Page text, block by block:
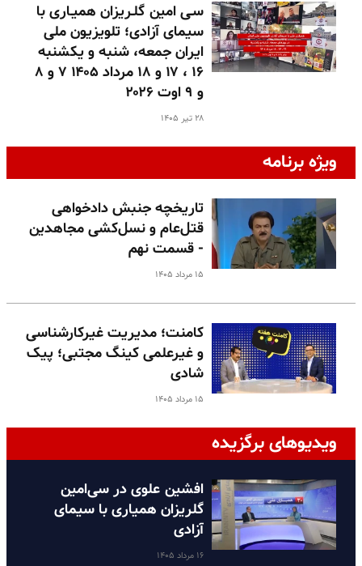
سـی امین گلـریزان همیـاری با
سیمای آزادی؛ تلویزیون ملی
ایران جمعه، شنبه و یکشنبه
۱۶ ، ۱۷ و ۱۸ مرداد ۱۴۰۵ ۷ و ۸
و ۹ اوت ۲۰۲۶
۲۸ تیر ۱۴۰۵
ویژه برنامه
تاریخچه جنبش دادخواهی
قتل‌عام و نسل‌کشی مجاهدین
- قسمت نهم
۱۵ مرداد ۱۴۰۵
کامنت؛ مدیریت غیرکارشناسی
و غیرعلمی کینگ مجتبی؛ پیک
شادی
۱۵ مرداد ۱۴۰۵
ویدیوهای برگزیده
افشین علوی در سی‌امین
گلریزان همیاری با سیمای
آزادی
۱۶ مرداد ۱۴۰۵